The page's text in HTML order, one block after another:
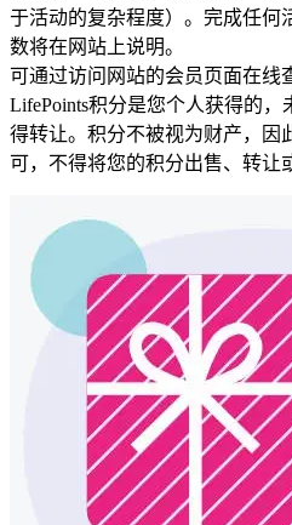
于活动的复杂程度）。完成任何
数将在网站上说明。
可通过访问网站的会员页面在线
LifePoints积分是您个人获得的，
得转让。积分不被视为财产，因
可，不得将您的积分出售、转让